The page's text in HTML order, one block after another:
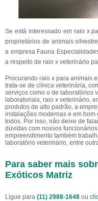
Se está interessado em raio x
proprietários de animais
a empresa Fauna
a respeito de raio x veterinário
Procurando raio x para animais
trata-se de clínica veterinária,
serviços como o de laboratórios
laboratoriais, raio x veterinário,
produtos de alto padrão, a
instalações modernas e em
todos. Por isso, não deixe de
dúvidas com nossos
empreendimento também
laboratório veterinário, entre
Para saber mais
Exóticos Matriz
Ligue para (11) 2988-1648 ou